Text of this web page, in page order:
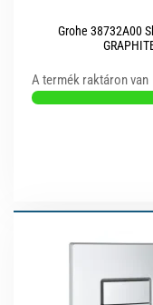
Grohe 38732A00
A termék raktáron van